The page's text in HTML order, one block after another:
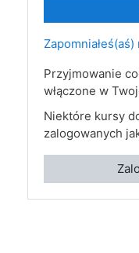
Przyjmowanie
włączone w
Niektóre kursy
zalogowanych